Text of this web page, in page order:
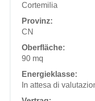
Cortemilia
Provinz:
CN
Oberfläche:
90 mq
Energieklasse:
In attesa di